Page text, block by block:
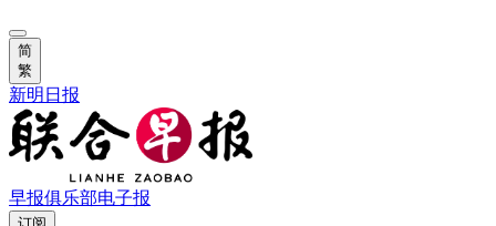
简
繁
新明日报
早报俱乐部电子报